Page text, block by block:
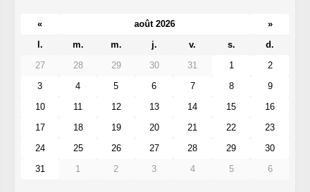
« août 2026
»
l.
m. m. j. v. s.
d.
27
28 29 30 31 1
2
3
4 5 6 7 8
9
10
11 12 13 14 15
16
17
18 19 20 21 22
23
24
25 26 27 28 29
30
31
1 2 3 4 5 6